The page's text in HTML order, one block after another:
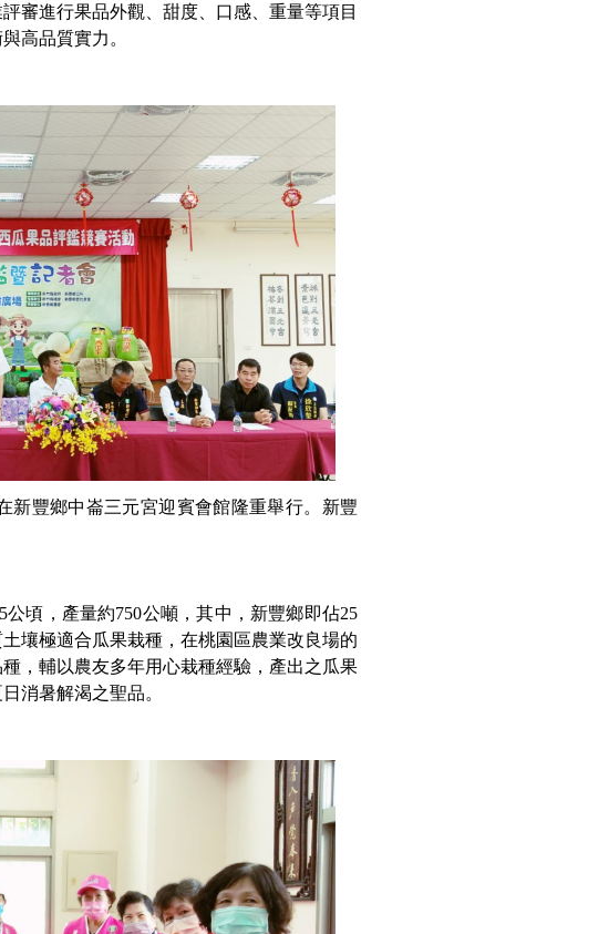
審進行果品外觀、甜度、口感、重量等項目
高品質實力。
新豐鄉中崙三元宮迎賓會館隆重舉行。新豐
頃，產量約750公噸，其中，新豐鄉即佔25
壤極適合瓜果栽種，在桃園區農業改良場的
，輔以農友多年用心栽種經驗，產出之瓜果
消暑解渴之聖品。